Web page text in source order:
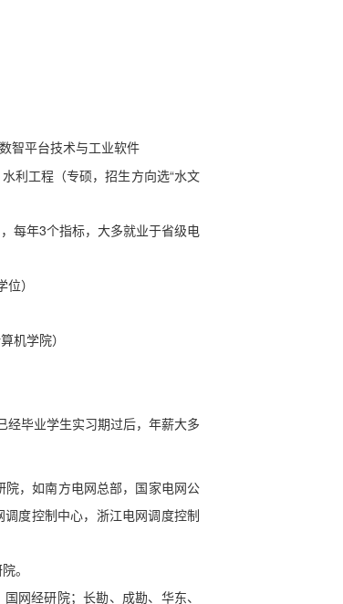
智平台技术与工业软件
利工程（专硕，招生方向选“水文
每年3个指标，大多就业于省级电
）
机学院）
毕业学生实习期过后，年薪大多
，如南方电网总部，国家电网公
度控制中心，浙江电网调度控制
。
网经研院；长勘、成勘、华东、